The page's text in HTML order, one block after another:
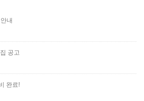
내
공고
완료!